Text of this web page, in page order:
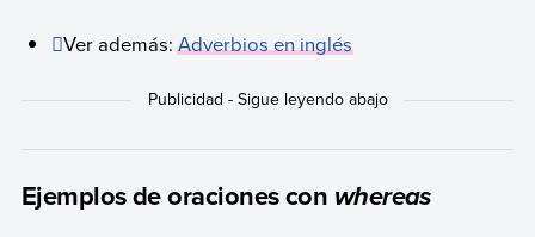
Ver además:Adverbios en inglés
Ejemplos de oraciones con whereas